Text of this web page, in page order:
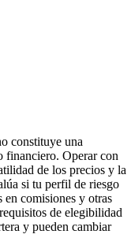
constituye una
financiero. Operar con
de los precios y la
si tu perfil de riesgo
en comisiones y otras
de elegibilidad
y pueden cambiar